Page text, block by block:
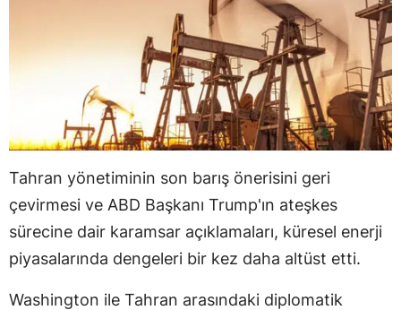
Tahran yönetiminin son barış önerisini geri
çevirmesi ve ABD Başkanı Trump'ın ateşkes
sürecine dair karamsar açıklamaları, küresel enerji
piyasalarında dengeleri bir kez daha altüst etti.
Washington ile Tahran arasındaki diplomatik